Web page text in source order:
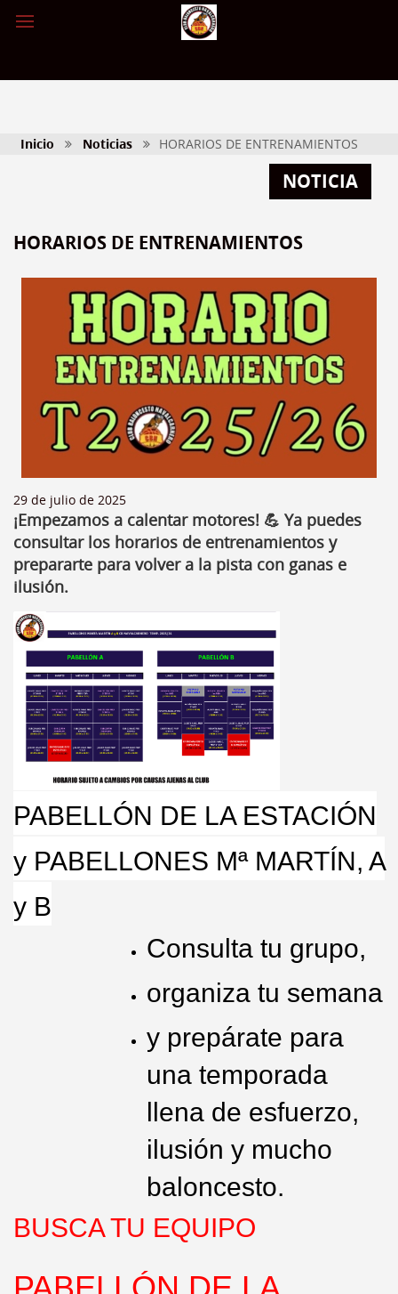
NOTICIA
Inicio Noticias HORARIOS DE ENTRENAMIENTOS
HORARIOS DE ENTRENAMIENTOS
29 de julio de 2025
¡Empezamos a calentar motores! 💪 Ya puedes
consultar los horarios de entrenamientos y
prepararte para volver a la pista con ganas e
ilusión.
PABELLÓN DE LA ESTACIÓN
y PABELLONES Mª MARTÍN, A
y B
Consulta tu grupo,
organiza tu semana
y prepárate para
una temporada
llena de esfuerzo,
ilusión y mucho
baloncesto.
BUSCA TU EQUIPO